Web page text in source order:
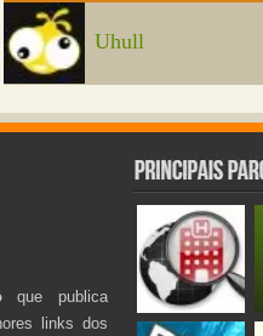
Uhull
que publica
links dos